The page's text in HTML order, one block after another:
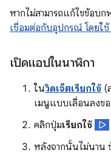
หากไม่สามารถแก้ไขข้อบ
เชื่อมต่อกับอุปกรณ์ โดยใช้
เปิดแอปในนาฬิกา
ในวิดเจ็ตเรียกใช้ (
เมนูแบบเลื่อนลงข
คลิกปุ่มเรียกใช้
หลังจากนั้นไม่นาน